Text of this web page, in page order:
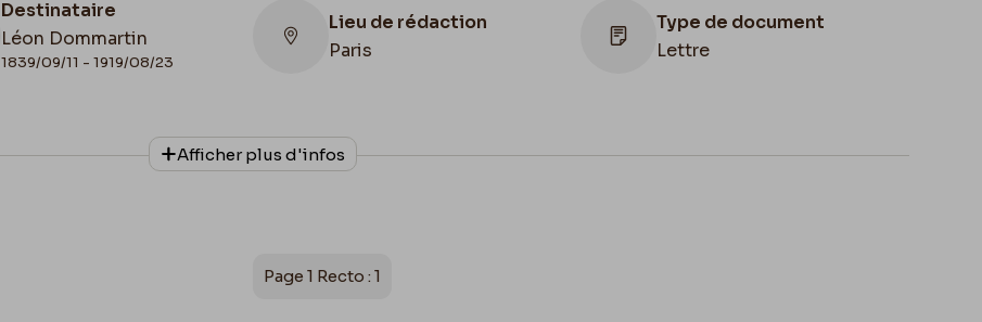
Destinataire
Léon Dommartin
1839/09/11 - 1919/08/23
Lieu de rédaction
Paris
Type de document
Lettre
Collationnage
Autographe
Belgique, Bruxelles, Bibliothèque royale
Afficher plus d'infos
Page 1 Recto : 1